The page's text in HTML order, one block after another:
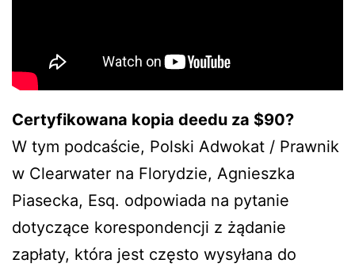
Certyfikowana kopia deedu za $90?
W tym podcaście, Polski Adwokat / Prawnik
w Clearwater na Florydzie, Agnieszka
Piasecka, Esq. odpowiada na pytanie
dotyczące korespondencji z żądanie
zapłaty, która jest często wysyłana do